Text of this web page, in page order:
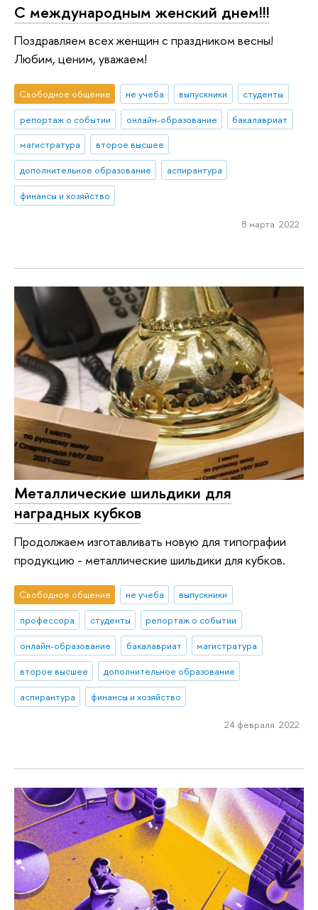
С международным женский днем!!!
Поздравляем всех женщин с праздником весны!
Любим, ценим, уважаем!
Свободное общение не учеба выпускники
студенты
репортаж о событии
онлайн-образование
бакалавриат
магистратура
второе высшее
дополнительное образование
аспирантура
финансы и хозяйство
8 марта 2022
Металлические шильдики для
наградных кубков
Продолжаем изготавливать новую для типографии
продукцию - металлические шильдики для кубков.
Свободное общение не учеба
выпускники
профессора
студенты
репортаж о событии
онлайн-образование
бакалавриат
магистратура
второе высшее
дополнительное образование
аспирантура
финансы и хозяйство
24 февраля 2022